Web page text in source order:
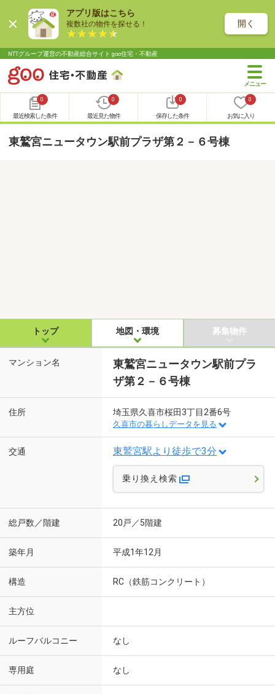
アプリ版はこちら
複数社の物件を探せる！ 開く
NTTグループ運営の不動産総合サイト goo住宅・不動産
0
最近検索した条件
0
最近見た物件
0
保存した条件
0
お気に入り
東鷲宮ニュータウン駅前プラザ第２－６号棟
トップ 地図・環境 募集物件
マンション名
東鷲宮ニュータウン駅前プラ
ザ第２－６号棟
住所 埼玉県久喜市桜田3丁目2番6号
久喜市の暮らしデータを見る
交通 東鷲宮駅より徒歩で3分
乗り換え検索
総戸数／階建 20戸／5階建
築年月 平成1年12月
構造 RC（鉄筋コンクリート）
主方位
ルーフバルコニー なし
専用庭 なし